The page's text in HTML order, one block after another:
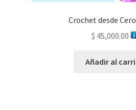
Crochet desde
$ 45,000.00
Añadir al